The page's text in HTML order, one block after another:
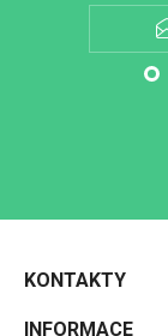
KONTAKTY
INFORMACE